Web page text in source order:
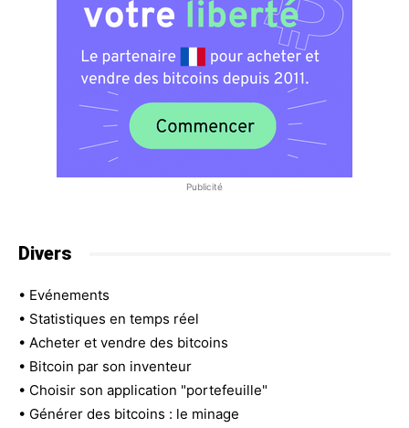
Publicité
Divers
• Evénements
• Statistiques en temps réel
• Acheter et vendre des bitcoins
• Bitcoin par son inventeur
• Choisir son application "portefeuille"
• Générer des bitcoins : le minage